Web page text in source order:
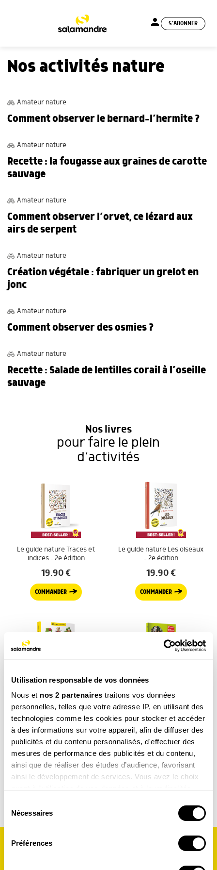
Utilisation responsable de vos données
Nous et nos 2 partenaires traitons vos données
personnelles, telles que votre adresse IP, en utilisant des
technologies comme les cookies pour stocker et accéder
à des informations sur votre appareil, afin de diffuser des
publicités et du contenu personnalisés, d'effectuer des
mesures de performance des publicités et du contenu,
ainsi que de réaliser des études d’audience, favorisant
ainsi le développement de services. Vous avez le choix
tout moment en consultant la Déclaration relative aux
cookies ou en cliquant sur l'icône de confidentialité.
Si vous le permettez, nous aimerions également :
consentement
Nécessaires
Préférences
person S'ABONNER
Nos activités nature
Amateur nature
Comment observer le bernard-l’hermite ?
Amateur nature
Recette : la fougasse aux graines de carotte
sauvage
Amateur nature
Comment observer l’orvet, ce lézard aux
airs de serpent
Amateur nature
Création végétale : fabriquer un grelot en
jonc
Amateur nature
Comment observer des osmies ?
Amateur nature
Recette : Salade de lentilles corail à l’oseille
sauvage
Nos livres
pour faire le plein
d’activités
Le guide nature Traces et
indices – 2e édition
19.90€
COMMANDER
Le guide nature Les oiseaux
– 2e édition
19.90€
COMMANDER
et terrasses
19.90
COMMANDER
édition
29.90 €
COMMANDER